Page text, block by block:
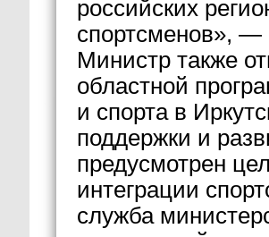
российских
спортсменов», —
Министр также
областной
и спорта в
поддержки и
предусмотрен
интеграции
служба